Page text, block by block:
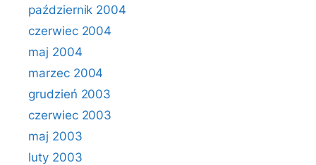
październik 2004
czerwiec 2004
maj 2004
marzec 2004
grudzień 2003
czerwiec 2003
maj 2003
luty 2003